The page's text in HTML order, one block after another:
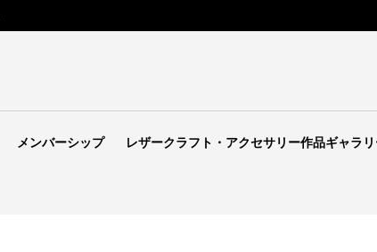
メンバーシップ レザークラフト・アクセサリー作品ギャラ